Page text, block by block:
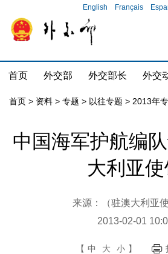
English Français
首页 外交部 外交部长 外交
首页 > 资料 > 专题 > 以往专题 > 2013年
中国海军护航编
大利亚
来源：（驻澳大利亚
2013-02-01
【 中 大 小 】